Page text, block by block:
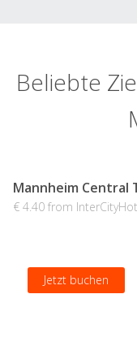
Beliebte
Mannheim Central
€ 4.40 from
Jetzt buchen